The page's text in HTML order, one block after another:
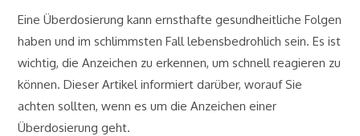
Eine Überdosierung kann ernsthafte gesundheitliche Folgen
haben und im schlimmsten Fall lebensbedrohlich sein. Es ist
wichtig, die Anzeichen zu erkennen, um schnell reagieren zu
können. Dieser Artikel informiert darüber, worauf Sie
achten sollten, wenn es um die Anzeichen einer
Überdosierung geht.